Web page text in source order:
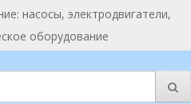
насосы, электродвигатели,
оборудование